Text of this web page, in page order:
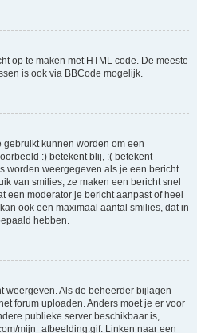
op te maken met HTML code. De meeste
is ook via BBCode mogelijk.
kunnen worden om een
:) betekent blij, :( betekent
worden weergegeven als je een bericht
van smilies, ze maken een bericht snel
een moderator je bericht aanpast of heel
ook een maximaal aantal smilies, dat in
hebben.
weergeven. Als de beheerder bijlagen
forum uploaden. Anders moet je er voor
publieke server beschikbaar is,
mijn_afbeelding.gif. Linken naar een